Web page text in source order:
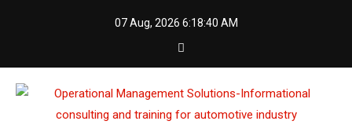
07 Aug, 2026 6:18:40 AM